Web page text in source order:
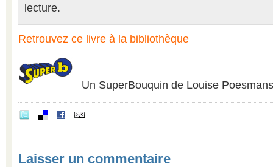
lecture.
Retrouvez ce livre à la bibliothèque
Un SuperBouquin de Louise Poesmans
Laisser un commentaire